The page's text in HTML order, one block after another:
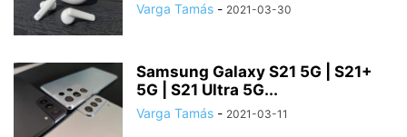
Varga Tamás - 2021-03-30
Samsung Galaxy S21 5G | S21+
5G | S21 Ultra 5G...
Varga Tamás - 2021-03-11